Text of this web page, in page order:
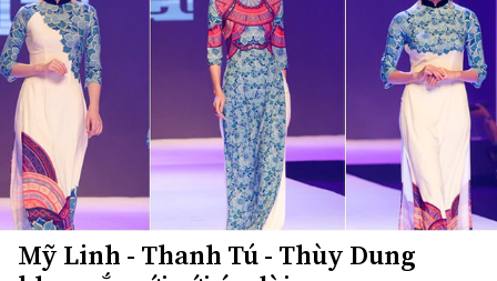
Mỹ Linh - Thanh Tú - Thùy Dung